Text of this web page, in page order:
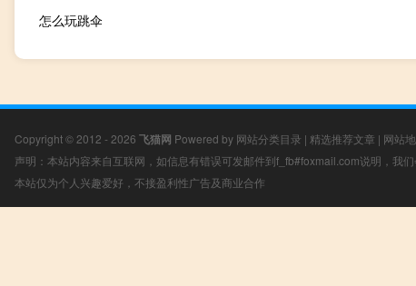
怎么玩跳伞
Copyright © 2012 - 2026 飞猫网 Powered by 网站分类目录 | 精选推荐文章 | 网站
声明：本站内容来自互联网，如信息有错误可发邮件到f_fb#foxmail.com说明，我
本站仅为个人兴趣爱好，不接盈利性广告及商业合作